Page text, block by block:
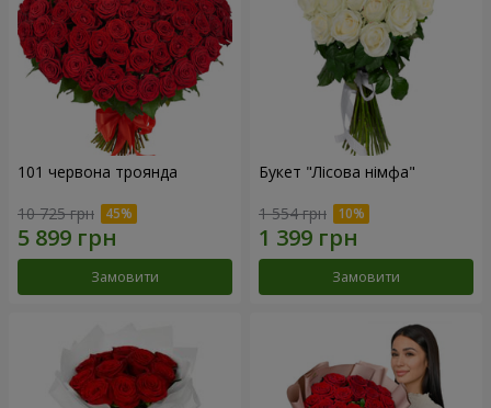
101 червона троянда
10 725 грн
Замовити
Букет "Лісова німфа"
1 554 грн
Замовити